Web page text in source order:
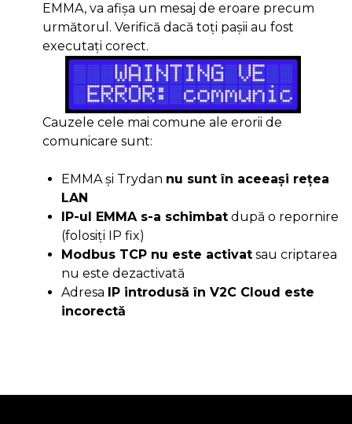
EMMA, va afișa un mesaj de eroare precum
următorul. Verifică dacă toți pașii au fost
executați corect.
Cauzele cele mai comune ale erorii de
comunicare sunt:
EMMA și Trydan nu sunt în aceeași rețea
LAN
IP-ul EMMA s-a schimbat după o repornire
(folosiți IP fix)
Modbus TCP nu este activat sau criptarea
nu este dezactivată
Adresa
IP introdusă în V2C Cloud este
incorectă